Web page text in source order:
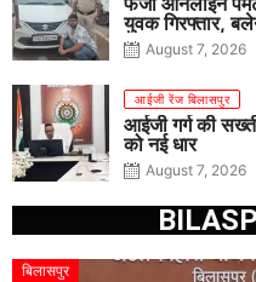
युवक गिरफ्तार,
August 7, 2026
आईजी रेंज बिलासपुर
आईजी गर्ग की
को नई धार
August 7, 2026
बिलासपुर